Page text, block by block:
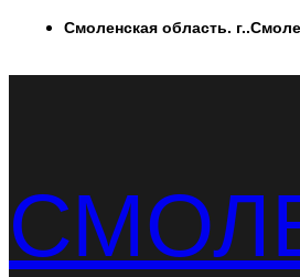
ПерейтиСмоленская область.